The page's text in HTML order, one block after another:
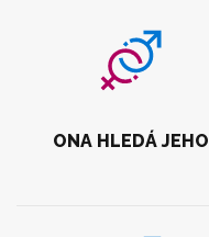
ONA HLEDÁ JEHO